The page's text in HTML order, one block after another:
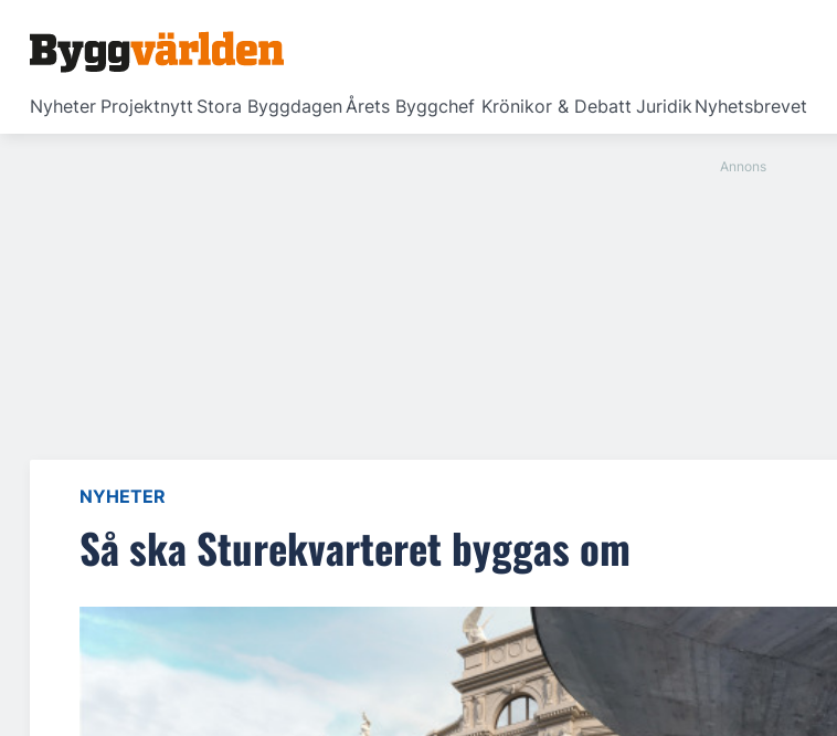
Nyheter Projektnytt Stora ByggdagenÅrets Byggchef Krönikor & Debatt JuridikNyhetsbrevet
NYHETER
Så ska Sturekvarteret byggas om